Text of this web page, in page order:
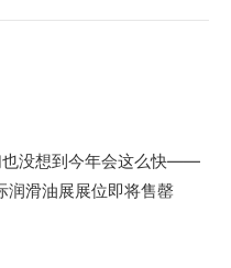
也没想到今年会这么快——
润滑油展展位即将售罄